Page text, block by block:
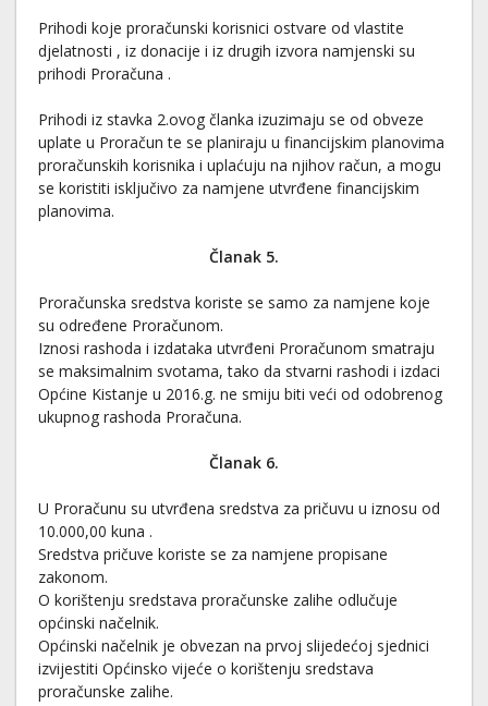
Prihodi koje proračunski korisnici ostvare od vlastite
djelatnosti , iz donacije i iz drugih izvora namjenski su
prihodi Proračuna .
Prihodi iz stavka 2.ovog članka izuzimaju se od obveze
uplate u Proračun te se planiraju u financijskim planovima
proračunskih korisnika i uplaćuju na njihov račun, a mogu
se koristiti isključivo za namjene utvrđene financijskim
planovima.
Članak 5.
Proračunska sredstva koriste se samo za namjene koje
su određene Proračunom.
Iznosi rashoda i izdataka utvrđeni Proračunom smatraju
se maksimalnim svotama, tako da stvarni rashodi i izdaci
Općine Kistanje u 2016.g. ne smiju biti veći od odobrenog
ukupnog rashoda Proračuna.
Članak 6.
U Proračunu su utvrđena sredstva za pričuvu u iznosu od
10.000,00 kuna .
Sredstva pričuve koriste se za namjene propisane
zakonom.
O korištenju sredstava proračunske zalihe odlučuje
općinski načelnik.
Općinski načelnik je obvezan na prvoj slijedećoj sjednici
izvijestiti Općinsko vijeće o korištenju sredstava
proračunske zalihe.